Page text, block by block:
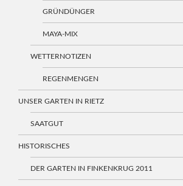
GRÜNDÜNGER
MAYA-MIX
WETTERNOTIZEN
REGENMENGEN
UNSER GARTEN IN RIETZ
SAATGUT
HISTORISCHES
DER GARTEN IN FINKENKRUG 2011